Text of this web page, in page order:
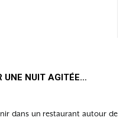
UNE NUIT AGITÉE…
dans un restaurant autour de